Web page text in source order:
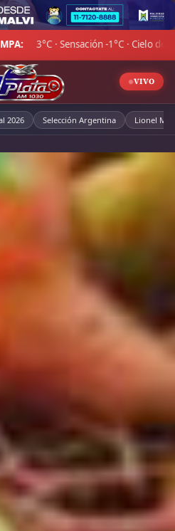
· Viento 15 km/h · Hum. 61%
VIVO
2026 Selección Argentina Lionel